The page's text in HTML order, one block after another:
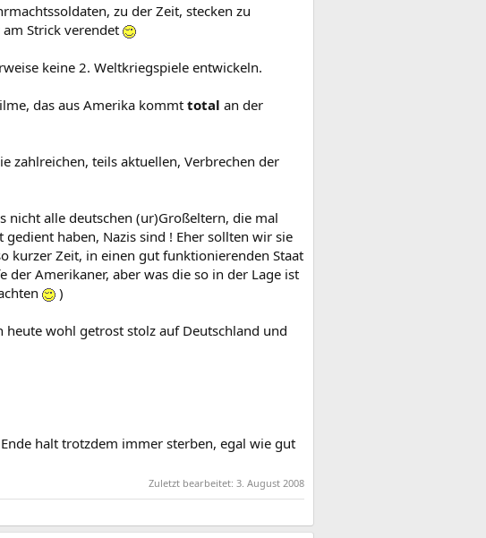
zu der Zeit, stecken zu
Strick verendet
keine 2. Weltkriegspiele entwickeln.
das aus Amerika kommt total an der
zahlreichen, teils aktuellen, Verbrechen der
nicht alle deutschen (ur)Großeltern, die mal
haben, Nazis sind ! Eher sollten wir sie
kurzer Zeit, in einen gut funktionierenden Staat
Amerikaner, aber was die so in der Lage ist
)
heute wohl getrost stolz auf Deutschland und
halt trotzdem immer sterben, egal wie gut
Zuletzt bearbeitet: 3. August 2008